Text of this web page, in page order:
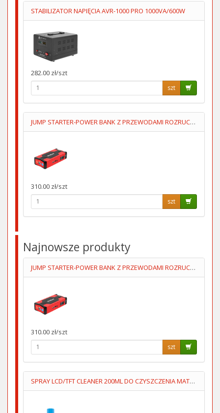
STABILIZATOR NAPIĘCIA AVR-1000 PRO 1000VA/600W
282.00 zł/szt
szt
JUMP STARTER-POWER BANK Z PRZEWODAMI ROZRUCHOWYMI+KOMPRESOR
310.00 zł/szt
szt
Najnowsze produkty
JUMP STARTER-POWER BANK Z PRZEWODAMI ROZRUCHOWYMI+KOMPRESOR
310.00 zł/szt
szt
SPRAY LCD/TFT CLEANER 200ML DO CZYSZCZENIA MATRYC LCD/TFT